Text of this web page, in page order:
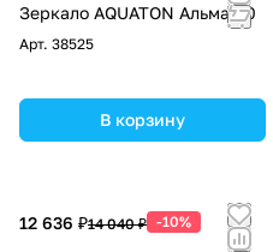
Зеркало AQUATON Альма 80
Арт. 38525
В корзину
12 636 ₽14 040 ₽ -10%